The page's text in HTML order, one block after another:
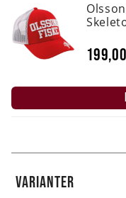
VARIANTER